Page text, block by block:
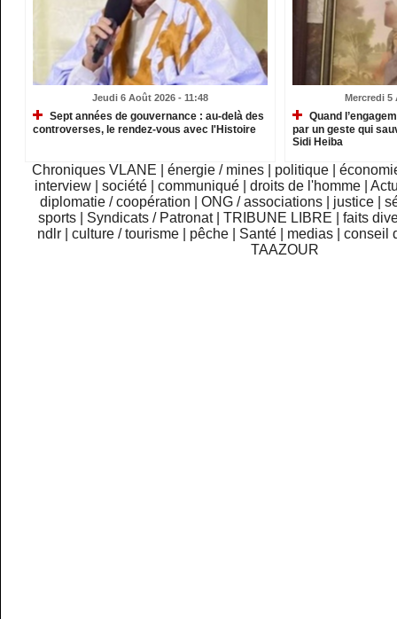
Jeudi 6 Août 2026 - 11:48
Sept années de gouvernance : au-delà des
controverses, le rendez-vous avec l'Histoire
Mercredi 5
Quand
par un geste qui
Sidi Heiba
Chroniques VLANE énergie / mines politique
interview
|société |communiqué |droits de l'homme |
diplomatie / coopération
ONG / associations justice
sports
Syndicats / Patronat TRIBUNE LIBRE
faits
ndlr
|culture / tourisme pêche Santé medias |conseil
TAAZOUR